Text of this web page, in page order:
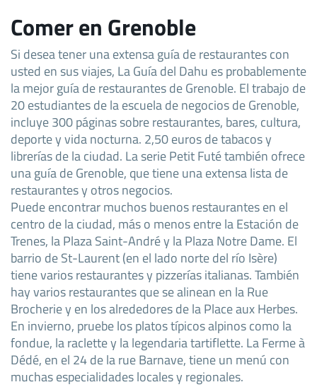
Comer en Grenoble
Si desea tener una extensa guía de restaurantes con
usted en sus viajes, La Guía del Dahu es probablemente
la mejor guía de restaurantes de Grenoble. El trabajo de
20 estudiantes de la escuela de negocios de Grenoble,
incluye 300 páginas sobre restaurantes, bares, cultura,
deporte y vida nocturna. 2,50 euros de tabacos y
librerías de la ciudad. La serie Petit Futé también ofrece
una guía de Grenoble, que tiene una extensa lista de
restaurantes y otros negocios.
Puede encontrar muchos buenos restaurantes en el
centro de la ciudad, más o menos entre la Estación de
Trenes, la Plaza Saint-André y la Plaza Notre Dame. El
barrio de St-Laurent (en el lado norte del río Isère)
tiene varios restaurantes y pizzerías italianas. También
hay varios restaurantes que se alinean en la Rue
Brocherie y en los alrededores de la Place aux Herbes.
En invierno, pruebe los platos típicos alpinos como la
fondue, la raclette y la legendaria tartiflette. La Ferme à
Dédé, en el 24 de la rue Barnave, tiene un menú con
muchas especialidades locales y regionales.